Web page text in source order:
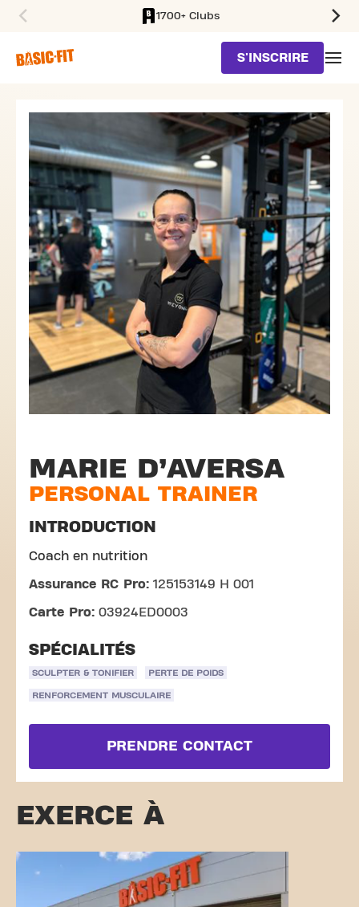
1700+ Clubs
S'INSCRIRE
MARIE D’AVERSA
PERSONAL TRAINER
INTRODUCTION
Coach en nutrition
Assurance RC Pro: 125153149 H 001
Carte Pro: 03924ED0003
SPÉCIALITÉS
SCULPTER & TONIFIER PERTE DE POIDS
RENFORCEMENT MUSCULAIRE
PRENDRE CONTACT
EXERCE À